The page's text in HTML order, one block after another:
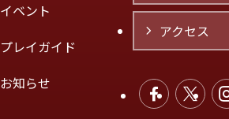
イベント
プレイガイド
お知らせ
アクセス